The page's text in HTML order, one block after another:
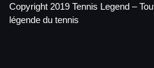
Copyright 2019 Tennis Legend –
légende du tennis